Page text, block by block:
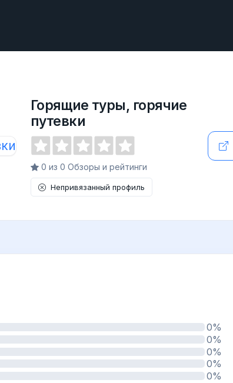
Горящие туры, горячие
путевки
0 из 0 Обзоры и рейтинги
Непривязанный профиль
0%
0%
0%
0%
0%